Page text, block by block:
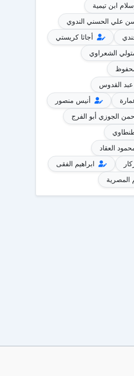
ابن تيمية
علي الحسني الندوي
أجاثا كريستي
الشعراوي
القدوس
أنيس منصور
الجوزي أبو الفرج
العقاد
ابراهيم الفقى
المصرية